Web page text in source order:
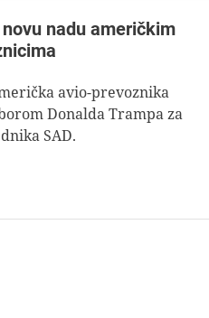
nadu američkim
avio-prevoznika
Donalda Trampa za
SAD.